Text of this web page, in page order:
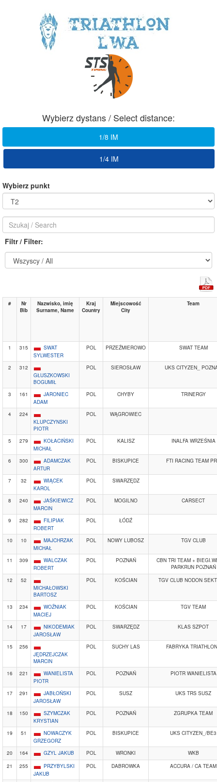
Wybierz dystans / Select distance:
1/8 IM
1/4 IM
Wybierz punkt
Filtr / Filter:
#
Nr
Bib
Nazwisko, imię
Surname, Name
Kraj
Country
Miejscowość
City
Team
1 315
SWAT
SYLWESTER
POL PRZEŹMIEROWO SWAT TEAM
2
312
GŁUSZKOWSKI
BOGUMIŁ
POL SIEROSŁAW UKS CITYZEN_
3 161
JARONIEC
ADAM
POL CHYBY TRINERGY
4
224
KLUPCZYNSKI
PIOTR
POL WĄGROWIEC
5 279
KOŁACIŃSKI
MICHAŁ
POL KALISZ INALFA WRZEŚNIA
6 300
ADAMCZAK
ARTUR
POL BISKUPICE FTI RACING TEAM
7 32
WIĄCEK
KAROL
POL SWARZĘDZ
8 240
JAŚKIEWICZ
MARCIN
POL MOGILNO CARSECT
9 282
FILIPIAK
ROBERT
POL ŁÓDŹ
10 10
MAJCHRZAK
MICHAŁ
POL NOWY LUBOSZ TGV CLUB
11 309
WALCZAK
ROBERT
POL POZNAŃ
CBN TRI TEAM +
PARKRUN POZNAŃ
12
52
MICHAŁOWSKI
BARTOSZ
POL KOŚCIAN TGV CLUB NODON
13 234
WOŹNIAK
MACIEJ
POL KOŚCIAN TGV TEAM
14 17
NIKODEMIAK
JAROSŁAW
POL SWARZĘDZ KLAS SZPOT
15
256
JĘDRZEJCZAK
MARCIN
POL SUCHY LAS FABRYKA
16 221
WANIELISTA
PIOTR
POL POZNAŃ PIOTR WANIELISTA
17 291
JABŁOŃSKI
JAROSŁAW
POL SUSZ UKS TRS SUSZ
18 150
SZYMCZAK
KRYSTIAN
POL POZNAŃ ZGRUPKA TEAM
19 51
NOWACZYK
GRZEGORZ
POL BISKUPICE UKS CITYZEN_/BE3
20 164 GZYL JAKUB POL WRONKI
WKB
21
255
PRZYBYLSKI
JAKUB
POL DABROWKA ACCURA / CA TEAM